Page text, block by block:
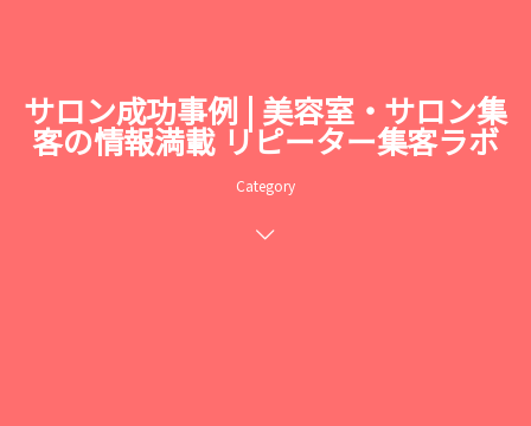
サロン成功事例 | 美容室・サロン集
客の情報満載 リピーター集客ラボ
Category